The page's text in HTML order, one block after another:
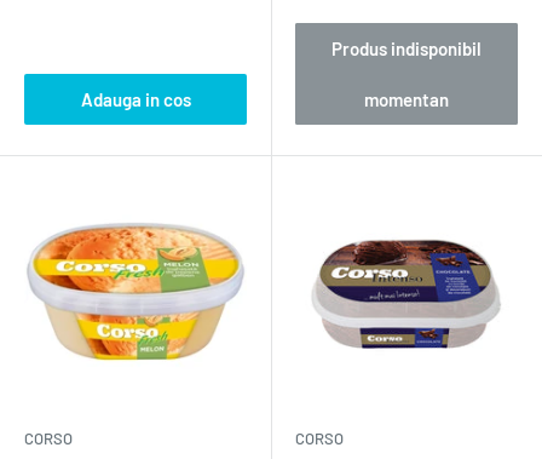
Adauga in cos
Produs indisponibil
momentan
CORSO CORSO